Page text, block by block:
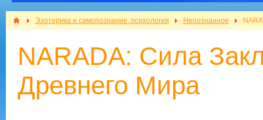
Эзотерика и самопознание, психология Непознанное
NARADA: Сила
Древнего Мира